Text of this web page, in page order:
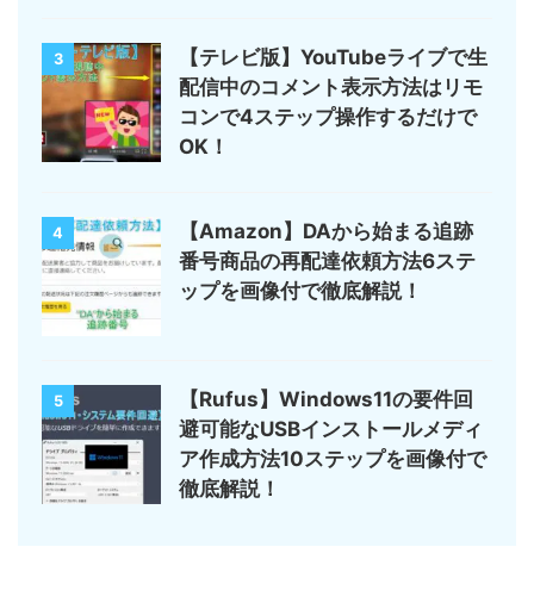
3
【テレビ版】YouTubeライブで生
配信中のコメント表示方法はリモ
コンで4ステップ操作するだけで
OK！
4
【Amazon】DAから始まる追跡
番号商品の再配達依頼方法6ステ
ップを画像付で徹底解説！
5
【Rufus】Windows11の要件回
避可能なUSBインストールメディ
ア作成方法10ステップを画像付で
徹底解説！